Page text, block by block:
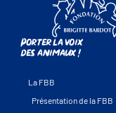
Porter la voix
des animaux !
La FBB
Présentation de la FBB